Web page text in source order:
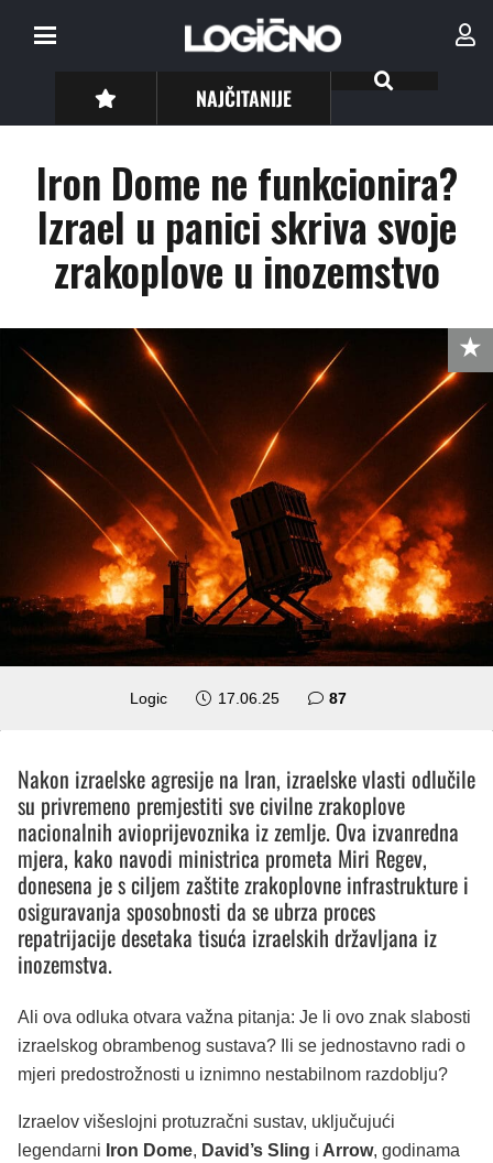
NAJČITANIJE
Iron Dome ne funkcionira?
Izrael u panici skriva svoje
zrakoplove u inozemstvo
Logic 17.06.25 87komentara
Nakon izraelske agresije na Iran, izraelske vlasti odlučile
su privremeno premjestiti sve civilne zrakoplove
nacionalnih avioprijevoznika iz zemlje. Ova izvanredna
mjera, kako navodi ministrica prometa Miri Regev,
donesena je s ciljem zaštite zrakoplovne infrastrukture i
osiguravanja sposobnosti da se ubrza proces
repatrijacije desetaka tisuća izraelskih državljana iz
inozemstva.
Ali ova odluka otvara važna pitanja: Je li ovo znak slabosti
izraelskog obrambenog sustava? Ili se jednostavno radi o
mjeri predostrožnosti u iznimno nestabilnom razdoblju?
Izraelov višeslojni protuzračni sustav, uključujući
legendarni Iron Dome, David’s Sling i Arrow, godinama